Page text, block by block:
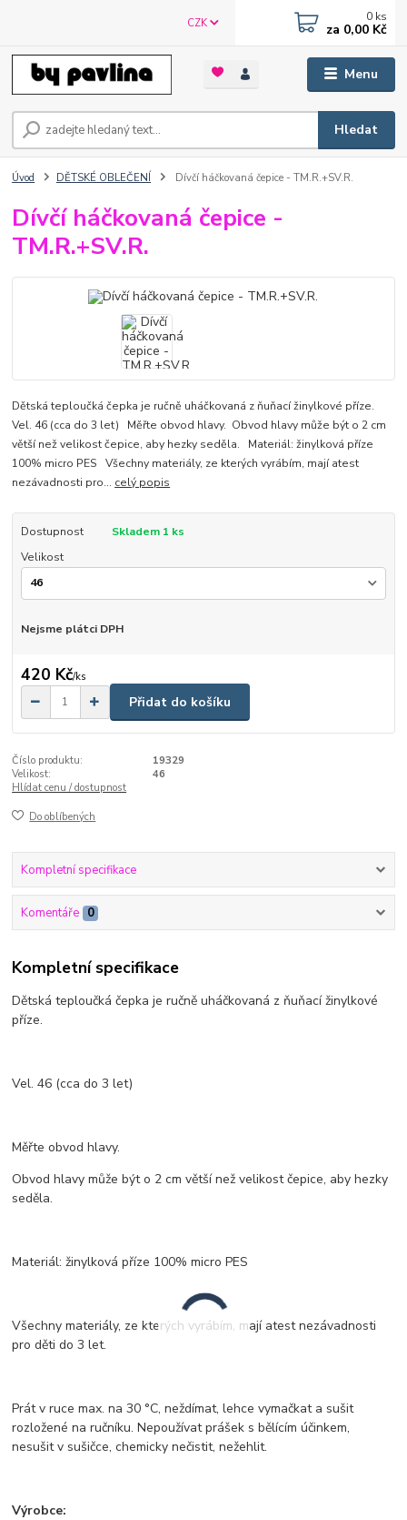
Menu
CZK
Hledat
0 ks
za 0,00 Kč
Úvod DĚTSKÉ OBLEČENÍ Dívčí háčkovaná čepice - TM.R.+SV.R.
Dívčí háčkovaná čepice -
TM.R.+SV.R.
Dětská teploučká čepka je ručně uháčkovaná z ňuňací žinylkové příze.
Vel. 46 (cca do 3 let) Měřte obvod hlavy. Obvod hlavy může být o 2 cm
větší než velikost čepice, aby hezky seděla. Materiál: žinylková příze
100% micro PES Všechny materiály, ze kterých vyrábím, mají atest
nezávadnosti pro... celý popis
Dostupnost
Skladem 1 ks
Velikost
Nejsme plátci DPH
420 Kč/ks
Přidat do košíku
Číslo produktu:
19329
Velikost:
46
Hlídat cenu / dostupnost
Do oblíbených
Kompletní specifikace
Komentáře 0
Kompletní specifikace
Dětská teploučká čepka je ručně uháčkovaná z ňuňací žinylkové
příze.
Vel. 46 (cca do 3 let)
Měřte obvod hlavy.
Obvod hlavy může být o 2 cm větší než velikost čepice, aby hezky
seděla.
Materiál: žinylková příze 100% micro PES
Všechny materiály, ze kterých vyrábím, mají atest nezávadnosti
pro děti do 3 let.
Prát v ruce max. na 30 °C, neždímat, lehce vymačkat a sušit
rozložené na ručníku. Nepoužívat prášek s bělícím účinkem,
nesušit v sušičce, chemicky nečistit, nežehlit.
Výrobce: